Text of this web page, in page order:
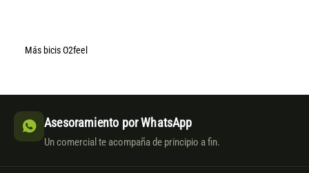
Más bicis O2feel
Asesoramiento por WhatsApp
Un comercial te acompaña de principio a fin.